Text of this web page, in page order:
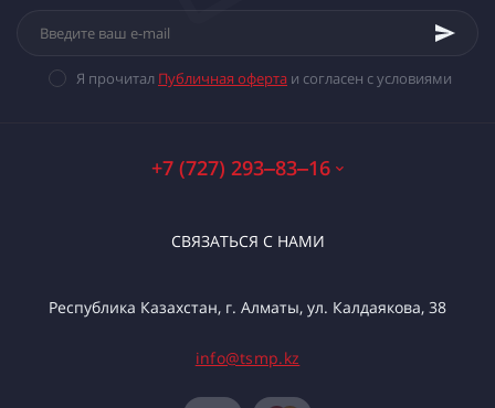
Я прочитал Публичная оферта и согласен с условиями
+7 (727) 293‒83‒16
СВЯЗАТЬСЯ С НАМИ
Республика Казахстан, г. Алматы, ул. Калдаякова, 38
info@tsmp.kz